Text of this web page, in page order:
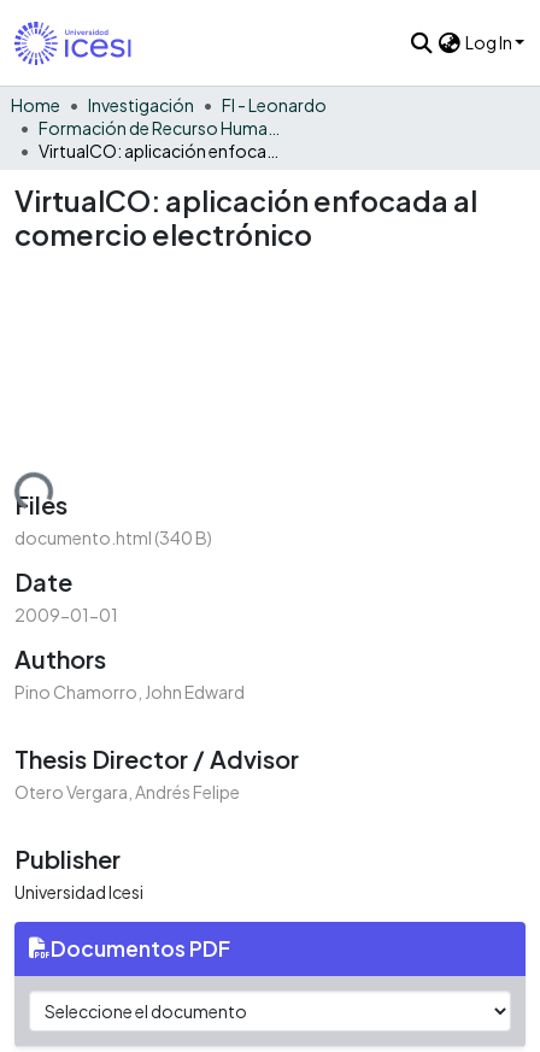
Log In
Home Investigación
FI - Leonardo
VirtualCO: aplicación enfocada al
comercio electrónico
Files
documento.html (340 B)
Date
2009-01-01
Authors
Pino Chamorro, John Edward
Thesis Director / Advisor
Otero Vergara, Andrés Felipe
Publisher
Universidad Icesi
Documentos PDF